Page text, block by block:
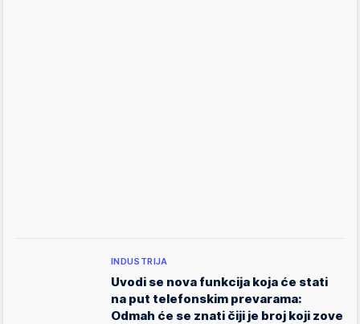
INDUSTRIJA
Uvodi se nova funkcija koja će stati
na put telefonskim prevarama:
Odmah će se znati čiji je broj koji zove